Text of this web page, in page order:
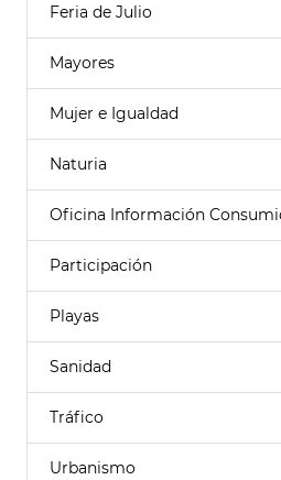
Feria de Julio
Mayores
Mujer e Igualdad
Naturia
Oficina Información
Participación
Playas
Sanidad
Tráfico
Urbanismo